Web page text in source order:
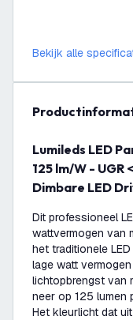
Bekijk alle
Lumileds LED Paneel 30x120 - 36W - 4000K -
125 lm/W -
Dimbare LED
Dit professioneel
wattvermogen van
het traditionele
lage watt
lichtopbrengst van
neer op 125 lumen
Het kleurlicht dat